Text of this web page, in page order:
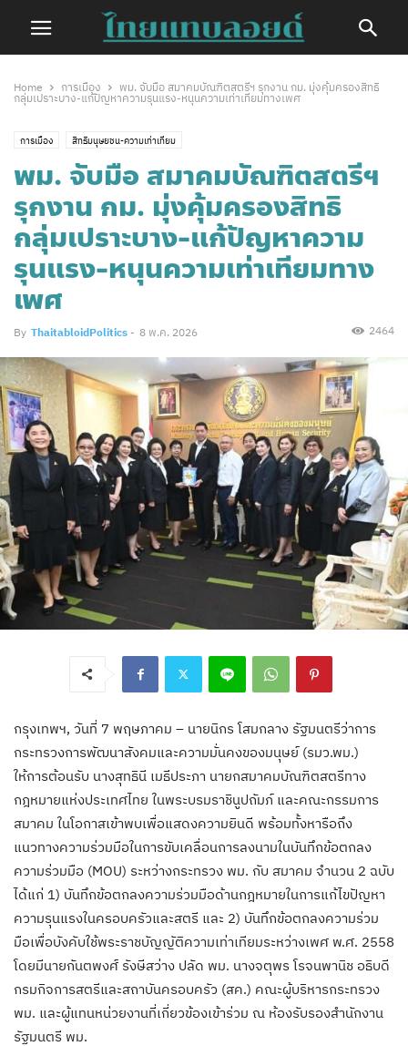
Home การเมือง
พม. จับมือ สมาคมบัณฑิตสตรีฯ รุกงาน กม. มุ่งคุ้มครองสิทธิ
กลุ่มเปราะบาง-แก้ปัญหาความรุนแรง-หนุนความเท่าเทียมทางเพศ
การเมือง สิทธิมนุษยชน-ความเท่าเทียม
พม. จับมือ สมาคมบัณฑิตสตรีฯ
รุกงาน กม. มุ่งคุ้มครองสิทธิ
กลุ่มเปราะบาง-แก้ปัญหาความ
รุนแรง-หนุนความเท่าเทียมทาง
เพศ
By ThaitabloidPolitics - 8 พ.ค. 2026 2464
กรุงเทพฯ, วันที่ 7 พฤษภาคม – นายนิกร โสมกลาง รัฐมนตรีว่าการ
กระทรวงการพัฒนาสังคมและความมั่นคงของมนุษย์ (รมว.พม.)
ให้การต้อนรับ นางสุทธินี เมธีประภา นายกสมาคมบัณฑิตสตรีทาง
กฎหมายแห่งประเทศไทย ในพระบรมราชินูปถัมภ์ และคณะกรรมการ
สมาคม ในโอกาสเข้าพบเพื่อแสดงความยินดี พร้อมทั้งหารือถึง
แนวทางความร่วมมือในการขับเคลื่อนการลงนามในบันทึกข้อตกลง
ความร่วมมือ (MOU) ระหว่างกระทรวง พม. กับ สมาคม จำนวน 2 ฉบับ
ได้แก่ 1) บันทึกข้อตกลงความร่วมมือด้านกฎหมายในการแก้ไขปัญหา
ความรุนแรงในครอบครัวและสตรี และ 2) บันทึกข้อตกลงความร่วม
มือเพื่อบังคับใช้พระราชบัญญัติความเท่าเทียมระหว่างเพศ พ.ศ. 2558
โดยมีนายกันตพงศ์ รังษีสว่าง ปลัด พม. นางจตุพร โรจนพานิช อธิบดี
กรมกิจการสตรีและสถาบันครอบครัว (สค.) คณะผู้บริหารกระทรวง
พม. และผู้แทนหน่วยงานที่เกี่ยวข้องเข้าร่วม ณ ห้องรับรองสำนักงาน
รัฐมนตรี พม.